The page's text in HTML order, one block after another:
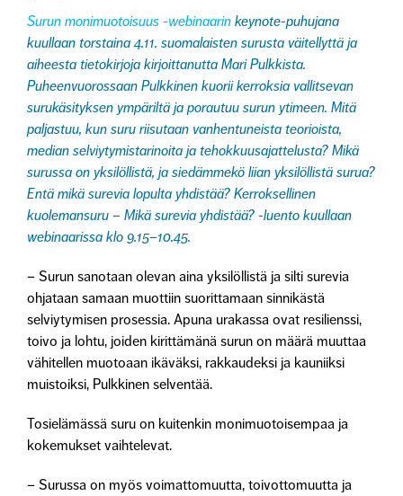
Surun monimuotoisuus -webinaarinkeynote-puhujana
kuullaan torstaina 4.11. suomalaisten surusta väitellyttä ja
aiheesta tietokirjoja kirjoittanutta Mari Pulkkista.
Puheenvuorossaan Pulkkinen kuorii kerroksia vallitsevan
surukäsityksen ympäriltä ja porautuu surun ytimeen. Mitä
paljastuu, kun suru riisutaan vanhentuneista teorioista,
median selviytymistarinoita ja tehokkuusajattelusta? Mikä
surussa on yksilöllistä, ja siedämmekö liian yksilöllistä surua?
Entä mikä surevia lopulta yhdistää? Kerroksellinen
kuolemansuru – Mikä surevia yhdistää? -luento kuullaan
webinaarissa klo 9.15–10.45.
– Surun sanotaan olevan aina yksilöllistä ja silti surevia
ohjataan samaan muottiin suorittamaan sinnikästä
selviytymisen prosessia. Apuna urakassa ovat resilienssi,
toivo ja lohtu, joiden kirittämänä surun on määrä muuttaa
vähitellen muotoaan ikäväksi, rakkaudeksi ja kauniiksi
muistoiksi, Pulkkinen selventää.
Tosielämässä suru on kuitenkin monimuotoisempaa ja
kokemukset vaihtelevat.
– Surussa on myös voimattomuutta, toivottomuutta ja